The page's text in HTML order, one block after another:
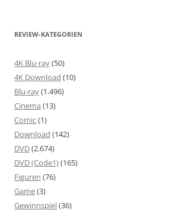
REVIEW-KATEGORIEN
4K Blu-ray(50)
4K Download (10)
Blu-ray(1.496)
Cinema (13)
Comic(1)
Download (142)
DVD(2.674)
DVD (Code1)(165)
Figuren (76)
Game(3)
Gewinnspiel(36)